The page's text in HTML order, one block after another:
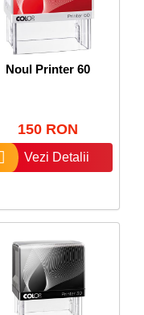
Noul Printer 60
150 RON
Vezi Detalii